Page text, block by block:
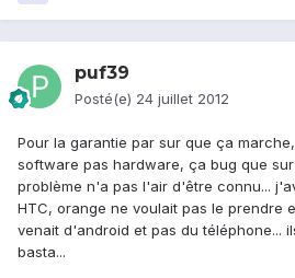
puf39
Posté(e) 24 juillet 2012
Pour la garantie par sur que ça
software pas hardware, ça bug que
problème n'a pas l'air d'être connu...
HTC, orange ne voulait pas le prendre
venait d'android et pas du téléphone...
basta...